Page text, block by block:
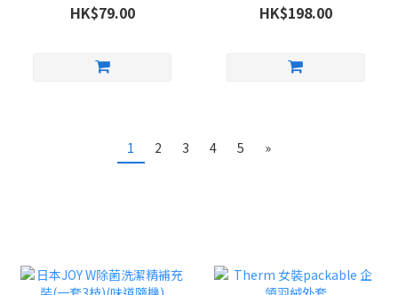
HK$79.00 HK$198.00
1 2 3 4 5 »